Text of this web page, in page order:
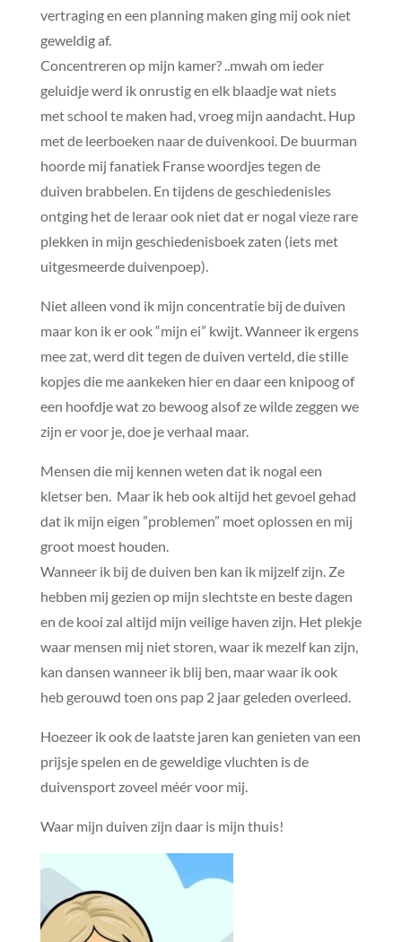
vertraging en een planning maken ging mij ook niet
geweldig af.
Concentreren op mijn kamer? ..mwah om ieder
geluidje werd ik onrustig en elk blaadje wat niets
met school te maken had, vroeg mijn aandacht. Hup
met de leerboeken naar de duivenkooi. De buurman
hoorde mij fanatiek Franse woordjes tegen de
duiven brabbelen. En tijdens de geschiedenisles
ontging het de leraar ook niet dat er nogal vieze rare
plekken in mijn geschiedenisboek zaten (iets met
uitgesmeerde duivenpoep).
Niet alleen vond ik mijn concentratie bij de duiven
maar kon ik er ook “mijn ei” kwijt. Wanneer ik ergens
mee zat, werd dit tegen de duiven verteld, die stille
kopjes die me aankeken hier en daar een knipoog of
een hoofdje wat zo bewoog alsof ze wilde zeggen we
zijn er voor je, doe je verhaal maar.
Mensen die mij kennen weten dat ik nogal een
kletser ben. Maar ik heb ook altijd het gevoel gehad
dat ik mijn eigen ”problemen” moet oplossen en mij
groot moest houden.
Wanneer ik bij de duiven ben kan ik mijzelf zijn. Ze
hebben mij gezien op mijn slechtste en beste dagen
en de kooi zal altijd mijn veilige haven zijn. Het plekje
waar mensen mij niet storen, waar ik mezelf kan zijn,
kan dansen wanneer ik blij ben, maar waar ik ook
heb gerouwd toen ons pap 2 jaar geleden overleed.
Hoezeer ik ook de laatste jaren kan genieten van een
prijsje spelen en de geweldige vluchten is de
duivensport zoveel méér voor mij.
Waar mijn duiven zijn daar is mijn thuis!